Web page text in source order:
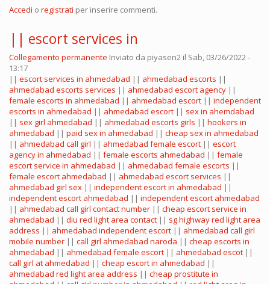
Accedi o registrati per inserire commenti.
|| escort services in
Collegamento permanente Inviato da piyasen2 il Sab, 03/26/2022 -
13:17
|| escort services in ahmedabad || ahmedabad escorts ||
ahmedabad escorts services || ahmedabad escort agency ||
female escorts in ahmedabad || ahmedabad escort || independent
escorts in ahmedabad || ahmedabad escort || sex in ahemdabad
|| sex girl ahmedabad || ahmedabad escorts girls || hookers in
ahmedabad || paid sex in ahmedabad || cheap sex in ahmedabad
|| ahmedabad call girl || ahmedabad female escort || escort
agency in ahmedabad || female escorts ahmedabad || female
escort service in ahmedabad || ahmedabad female escorts ||
female escort ahmedabad || ahmedabad escort services ||
ahmedabad girl sex || independent escort in ahmedabad ||
independent escort ahmedabad || independent escort ahmedabad
|| ahmedabad call girl contact number || cheap escort service in
ahmedabad || diu red light area contact || sg highway red light area
address || ahmedabad independent escort || ahmedabad call girl
mobile number || call girl ahmedabad naroda || cheap escorts in
ahmedabad || ahmedabad female escort || ahmedabad escot ||
call girl at ahmedabad || cheap escort in ahmedabad ||
ahmedabad red light area address || cheap prostitute in